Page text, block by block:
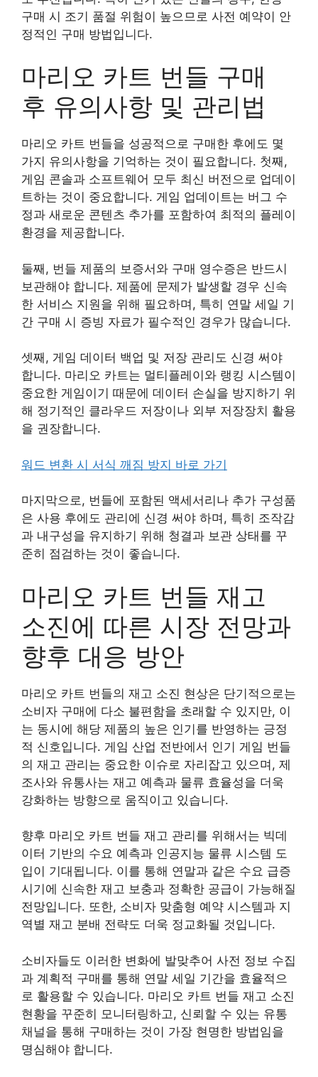
구매 시 조기 품절 위험이 높으므로 사전 예약이 안
정적인 구매 방법입니다.
마리오 카트 번들 구매
후 유의사항 및 관리법
마리오 카트 번들을 성공적으로 구매한 후에도 몇
가지 유의사항을 기억하는 것이 필요합니다. 첫째,
게임 콘솔과 소프트웨어 모두 최신 버전으로 업데이
트하는 것이 중요합니다. 게임 업데이트는 버그 수
정과 새로운 콘텐츠 추가를 포함하여 최적의 플레이
환경을 제공합니다.
둘째, 번들 제품의 보증서와 구매 영수증은 반드시
보관해야 합니다. 제품에 문제가 발생할 경우 신속
한 서비스 지원을 위해 필요하며, 특히 연말 세일 기
간 구매 시 증빙 자료가 필수적인 경우가 많습니다.
셋째, 게임 데이터 백업 및 저장 관리도 신경 써야
합니다. 마리오 카트는 멀티플레이와 랭킹 시스템이
중요한 게임이기 때문에 데이터 손실을 방지하기 위
해 정기적인 클라우드 저장이나 외부 저장장치 활용
을 권장합니다.
워드 변환 시 서식 깨짐 방지 바로 가기
마지막으로, 번들에 포함된 액세서리나 추가 구성품
은 사용 후에도 관리에 신경 써야 하며, 특히 조작감
과 내구성을 유지하기 위해 청결과 보관 상태를 꾸
준히 점검하는 것이 좋습니다.
마리오 카트 번들 재고
소진에 따른 시장 전망과
향후 대응 방안
마리오 카트 번들의 재고 소진 현상은 단기적으로는
소비자 구매에 다소 불편함을 초래할 수 있지만, 이
는 동시에 해당 제품의 높은 인기를 반영하는 긍정
적 신호입니다. 게임 산업 전반에서 인기 게임 번들
의 재고 관리는 중요한 이슈로 자리잡고 있으며, 제
조사와 유통사는 재고 예측과 물류 효율성을 더욱
강화하는 방향으로 움직이고 있습니다.
향후 마리오 카트 번들 재고 관리를 위해서는 빅데
이터 기반의 수요 예측과 인공지능 물류 시스템 도
입이 기대됩니다. 이를 통해 연말과 같은 수요 급증
시기에 신속한 재고 보충과 정확한 공급이 가능해질
전망입니다. 또한, 소비자 맞춤형 예약 시스템과 지
역별 재고 분배 전략도 더욱 정교화될 것입니다.
소비자들도 이러한 변화에 발맞추어 사전 정보 수집
과 계획적 구매를 통해 연말 세일 기간을 효율적으
로 활용할 수 있습니다. 마리오 카트 번들 재고 소진
현황을 꾸준히 모니터링하고, 신뢰할 수 있는 유통
채널을 통해 구매하는 것이 가장 현명한 방법임을
명심해야 합니다.